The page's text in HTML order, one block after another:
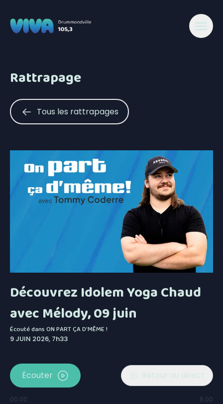
Rattrapage
Tous les rattrapages
Découvrez Idolem Yoga Chaud
avec Mélody, 09 juin
Écouté dansON PART ÇA D'MÊME !
9 JUIN 2026, 7h33
Écouter Retour au direct
00:00 6:00